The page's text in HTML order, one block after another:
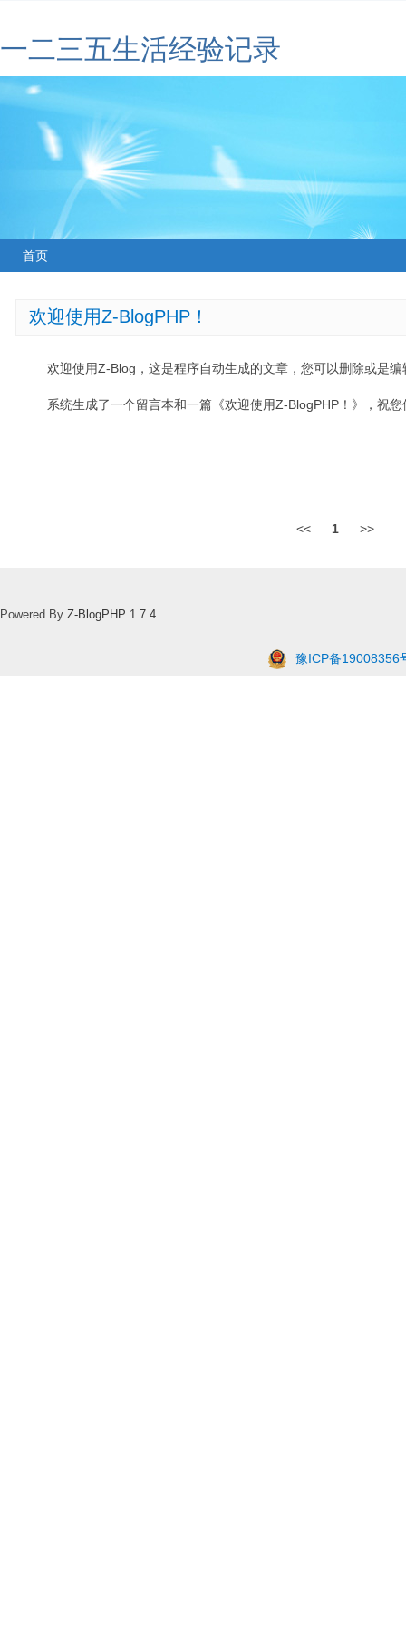
一二三五生活经验记录
首页
欢迎使用Z-BlogPHP！
欢迎使用Z-Blog，这是程序自动生成的文章，您可以删除或是编
系统生成了一个留言本和一篇《欢迎使用Z-BlogPHP！》，祝
<< 1 >>
Powered By Z-BlogPHP 1.7.4
豫ICP备19008356